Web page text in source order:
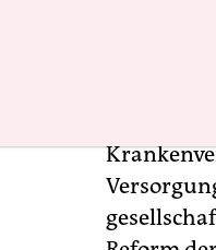
weiterhin